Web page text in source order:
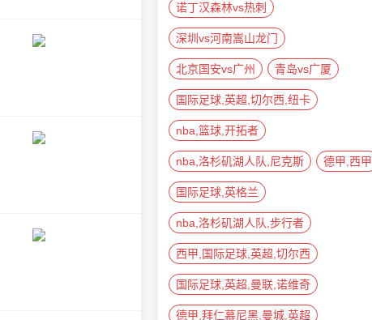
诺丁汉森林vs热刺
深圳vs河南嵩山龙门
北京国安vs广州 青岛vs广厦
国际足球,英超,切尔西,纽卡
nba,篮球,开拓者
nba,洛杉矶湖人队,尼克斯 德甲,西甲
国际足球,英格兰
nba,洛杉矶湖人队,步行者
西甲,国际足球,英超,切尔西
国际足球,英超,曼联,诺维奇
德甲,拜仁慕尼黑,曼城,英超